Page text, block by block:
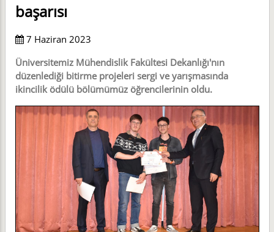
başarısı
7 Haziran 2023
Üniversitemiz Mühendislik Fakültesi Dekanlığı'nın
düzenlediği bitirme projeleri sergi ve yarışmasında
ikincilik ödülü bölümümüz öğrencilerinin oldu.